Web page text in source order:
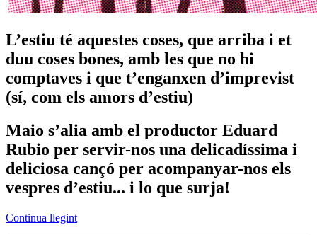
L’estiu té aquestes coses, que arriba i et
duu coses bones, amb les que no hi
comptaves i que t’enganxen d’imprevist
(sí, com els amors d’estiu)
Maio s’alia amb el productor Eduard
Rubio per servir-nos una delicadíssima i
deliciosa cançó per acompanyar-nos els
vespres d’estiu... i lo que surja!
Continua llegint